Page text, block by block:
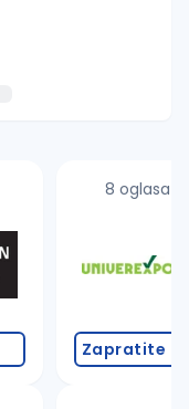
č, ć, š, đ,
pretrage
8 oglasa
Zapratite